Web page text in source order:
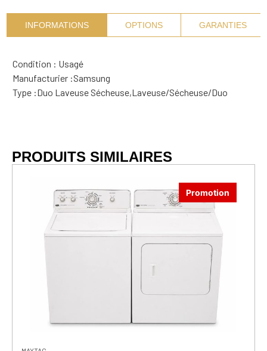
INFORMATIONS OPTIONS GARANTIES
Condition : Usagé
Manufacturier :Samsung
Type :Duo Laveuse Sécheuse,Laveuse/Sécheuse/Duo
PRODUITS SIMILAIRES
Promotion